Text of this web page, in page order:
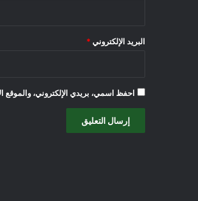
البريد الإلكتروني *
احفظ اسمي، بريدي الإلكتروني، والموقع